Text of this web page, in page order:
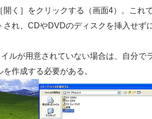
く］をクリックする（画面4）。これ
れ、CDやDVDのディスクを挿入せず
ルが用意されていない場合は、自分で
作成する必要がある。